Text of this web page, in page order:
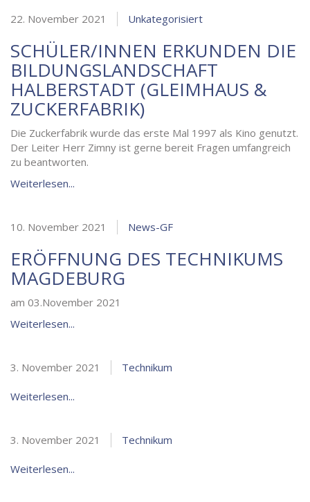
22. November 2021 Unkategorisiert
SCHÜLER/INNEN ERKUNDEN DIE
BILDUNGSLANDSCHAFT
HALBERSTADT (GLEIMHAUS &
ZUCKERFABRIK)
Die Zuckerfabrik wurde das erste Mal 1997 als Kino genutzt.
Der Leiter Herr Zimny ist gerne bereit Fragen umfangreich
zu beantworten.
Weiterlesen...
10. November 2021 News-GF
ERÖFFNUNG DES TECHNIKUMS
MAGDEBURG
am 03.November 2021
Weiterlesen...
3. November 2021 Technikum
Weiterlesen...
3. November 2021 Technikum
Weiterlesen...